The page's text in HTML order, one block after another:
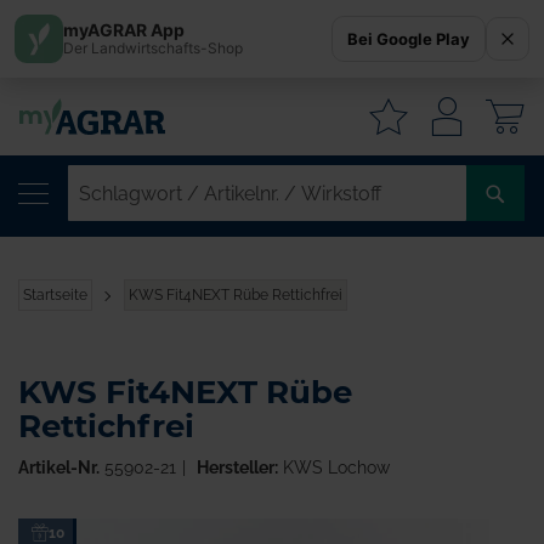
Startseite KWS Fit4NEXT Rübe Rettichfrei
Zum10
KWS Fit4NEXT Rübe
Rettichfrei
Artikel-Nr. 55902-21 Hersteller:KWS Lochow
myAGRAR App
Der Landwirtschafts-Shop Bei Google Play